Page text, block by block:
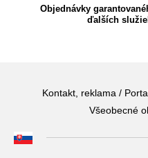
Objednávky
ďalších
Kontakt, reklama /
Všeobecné